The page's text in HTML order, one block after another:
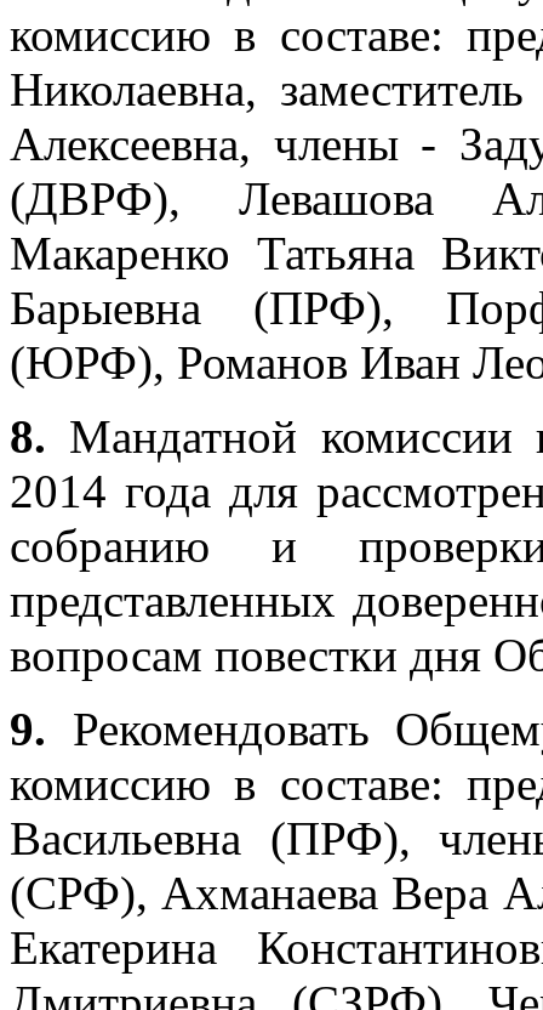
комиссию в составе:
Николаевна,
Алексеевна, члены -
(ДВРФ), Левашова
Макаренко Татьяна
Барыевна (ПРФ),
(ЮРФ), Романов Иван
8. Мандатной комиссии
2014 года для
собранию и
представленных
вопросам повестки дня
9. Рекомендовать
комиссию в составе:
Васильевна (ПРФ),
(СРФ), Ахманаева Вера
Екатерина